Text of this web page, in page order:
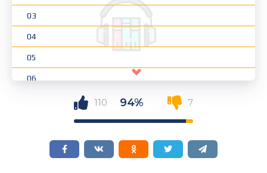
03
04
05
06
110 94% 7